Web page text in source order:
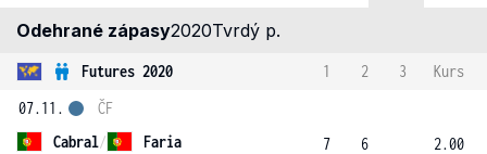
Odehrané zápasy2020Tvrdý p.
Futures 2020 1 2 3
Kurs
07.11.
Cabral/
Faria
ČF
7
6
2.00